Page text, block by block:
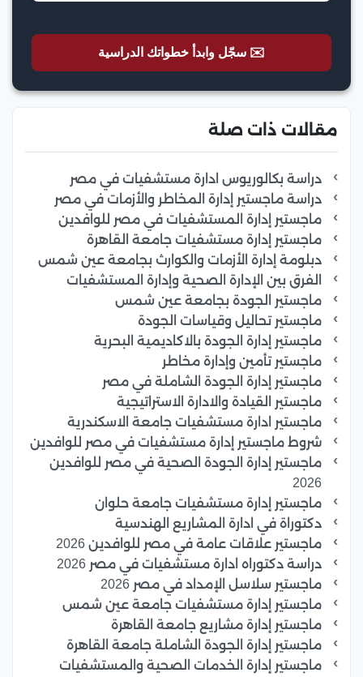
✉️ سجّل وابدأ خطواتك الدراسية
مقالات ذات صلة
دراسة بكالوريوس ادارة مستشفيات في مصر
دراسة ماجستير إدارة المخاطر والأزمات في مصر
ماجستير إدارة المستشفيات في مصر للوافدين
ماجستير إدارة مستشفيات جامعة القاهرة
دبلومة إدارة الأزمات والكوارث بجامعة عين شمس
الفرق بين الإدارة الصحية وإدارة المستشفيات
ماجستير الجودة بجامعة عين شمس
ماجستير تحاليل وقياسات الجودة
ماجستير إدارة الجودة بالاكاديمية البحرية
ماجستير تأمين وإدارة مخاطر
ماجستير إدارة الجودة الشاملة في مصر
ماجستير القيادة والادارة الاستراتيجية
ماجستير ادارة مستشفيات جامعة الاسكندرية
شروط ماجستير إدارة مستشفيات في مصر للوافدين
ماجستير إدارة الجودة الصحية في مصر للوافدين
2026
ماجستير إدارة مستشفيات جامعة حلوان
دكتوراة في ادارة المشاريع الهندسية
ماجستير علاقات عامة في مصر للوافدين 2026
دراسة دكتوراه ادارة مستشفيات في مصر 2026
ماجستير سلاسل الإمداد في مصر 2026
ماجستير إدارة مستشفيات جامعة عين شمس
ماجستير إدارة مشاريع جامعة القاهرة
ماجستير إدارة الجودة الشاملة جامعة القاهرة
ماجستير إدارة الخدمات الصحية والمستشفيات